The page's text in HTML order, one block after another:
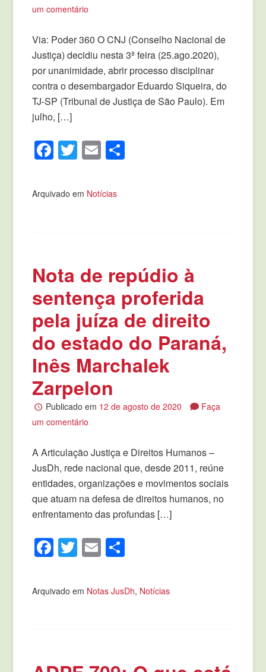
um comentário
Via: Poder 360 O CNJ (Conselho Nacional de
Justiça) decidiu nesta 3ª feira (25.ago.2020),
por unanimidade, abrir processo disciplinar
contra o desembargador Eduardo Siqueira, do
TJ-SP (Tribunal de Justiça de São Paulo). Em
julho, […]
Facebook
Twitter
Email
Arquivado em Notícias
Nota de repúdio à
sentença proferida
pela juíza de direito
do estado do Paraná,
Inês Marchalek
Zarpelon
Publicado em 12 de agosto de 2020
Faça
um comentário
A Articulação Justiça e Direitos Humanos –
JusDh, rede nacional que, desde 2011, reúne
entidades, organizações e movimentos sociais
que atuam na defesa de direitos humanos, no
enfrentamento das profundas […]
Facebook
Twitter
Email
Arquivado em Notas JusDh, Notícias